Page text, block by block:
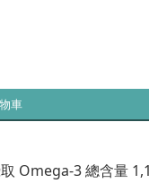
車
Omega-3 總含量